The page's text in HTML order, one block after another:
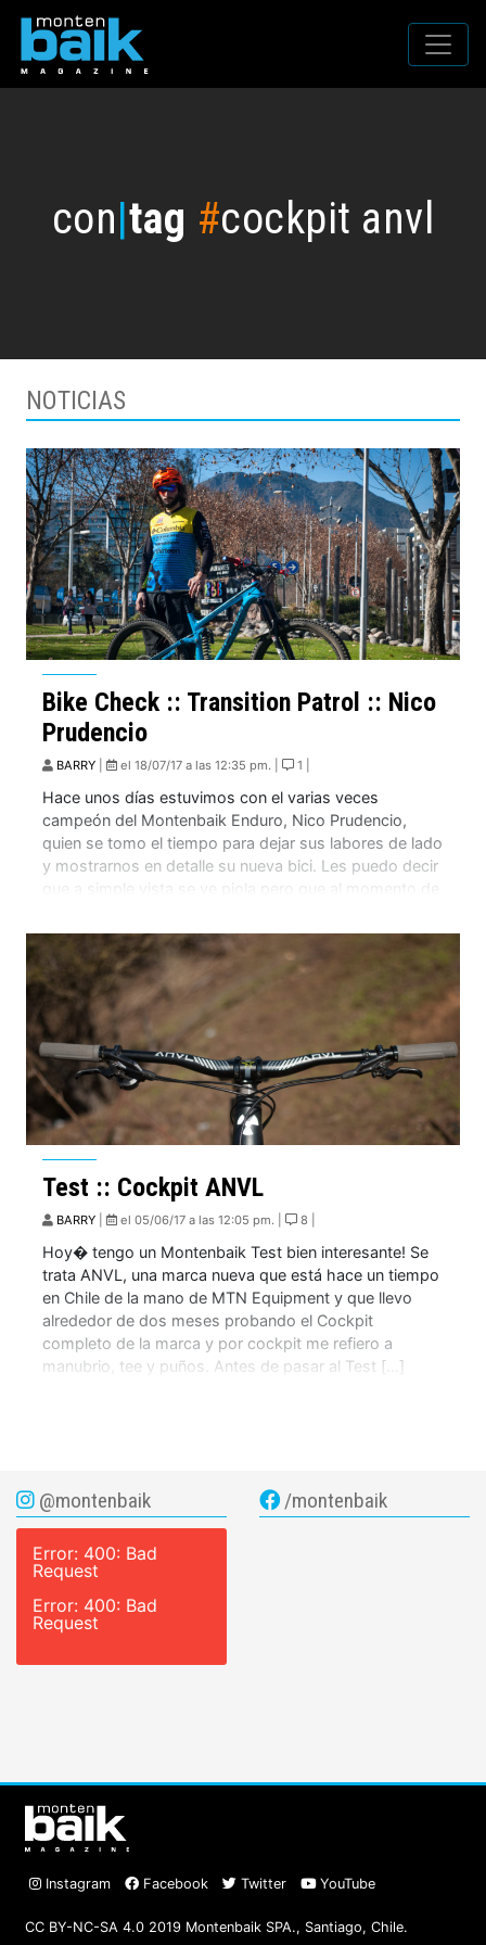
con|tag #cockpit anvl
NOTICIAS
Bike Check :: Transition Patrol :: Nico
Prudencio
BARRY el 18/07/17 a las 12:35 pm. | 1 |
Hace unos días estuvimos con el varias veces
campeón del Montenbaik Enduro, Nico Prudencio,
quien se tomo el tiempo para dejar sus labores de lado
y mostrarnos en detalle su nueva bici. Les puedo decir
que a simple vista se ve piola pero que al momento de
Test :: Cockpit ANVL
BARRY el 05/06/17 a las 12:05 pm. | 8 |
Hoy� tengo un Montenbaik Test bien interesante! Se
trata ANVL, una marca nueva que está hace un tiempo
en Chile de la mano de MTN Equipment y que llevo
alrededor de dos meses probando el Cockpit
completo de la marca y por cockpit me refiero a
manubrio, tee y puños. Antes de pasar al Test […]
@montenbaik
Error: 400: Bad
Request
Error: 400: Bad
Request
/montenbaik
Instagram Facebook Twitter YouTube
CC BY-NC-SA 4.0 2019 Montenbaik SPA., Santiago, Chile.